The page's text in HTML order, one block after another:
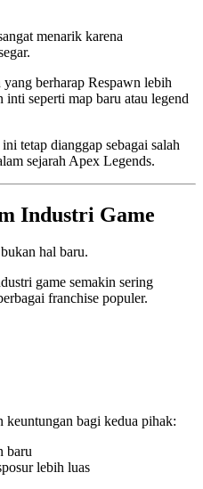
menarik karena
berharap Respawn lebih
seperti map baru atau legend
tetap dianggap sebagai salah
sejarah Apex Legends.
Industri Game
hal baru.
game semakin sering
franchise populer.
bagi kedua pihak:
baru
lebih luas